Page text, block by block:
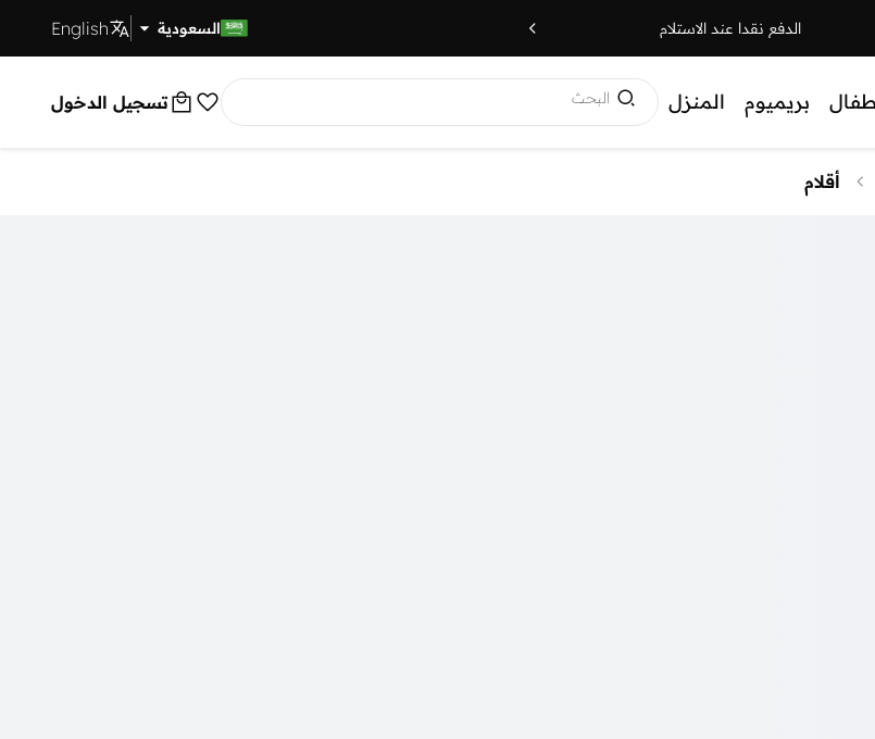
الدفع نقدا عند الاستلام توصيل سريع السعودية English
بريميوم المنزل البحث تسجيل الدخول
أقلام